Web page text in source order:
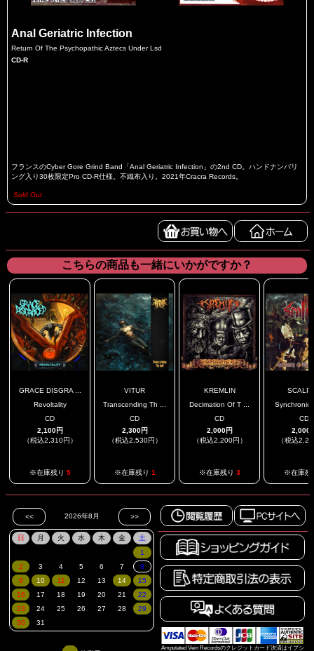
Anal Geriatric Infection
Return Of The Psychopathic Aztecs Under Lsd
CD-R
フランスのCyber Gore Grind Band「Anal Geriatric Infection」の2nd CD。ハンドナンバリ
ング入り30枚限定Pro CD-R仕様。不織布入り。2021年Cracra Records。
Sold Out
こちらの商品も一緒にいかがですか？
GRACE DISGRA ...
Revoltality
CD
2,100円
（税込2,310円）
※在庫残り 5
VITUR
Transcending Th ...
CD
2,300円
（税込2,530円）
※在庫残り 1
KREMLIN
Decimation Of T ...
CD
2,000円
（税込2,200円）
※在庫残り 3
CD
2,000
（税込
※在庫残
Amputated Vein Recordsのクレジットカード決済はイプシ